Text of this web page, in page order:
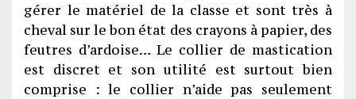
gérer le matériel de la classe et sont très à
cheval sur le bon état des crayons à papier, des
feutres d’ardoise… Le collier de mastication
est discret et son utilité est surtout bien
comprise : le collier n’aide pas seulement